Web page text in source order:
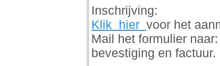
Inschrijving:
Klik hier voor het
Mail het formulier
bevestiging en factuur.